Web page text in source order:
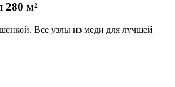
м²
Все узлы из меди для лучшей